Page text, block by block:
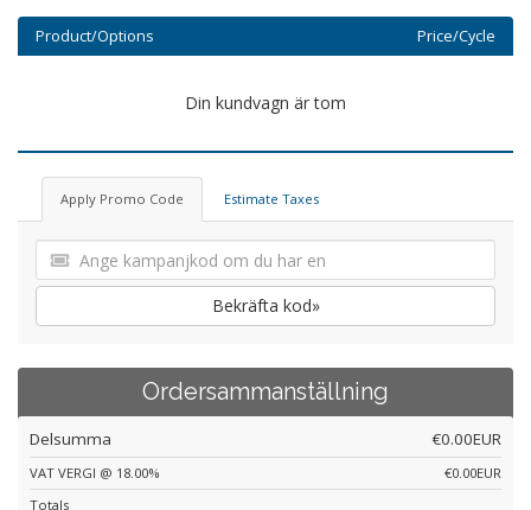
Product/Options Price/Cycle
Din kundvagn är tom
Apply Promo Code Estimate Taxes
Bekräfta kod»
Ordersammanställning
Delsumma €0.00EUR
VAT VERGI @ 18.00%
€0.00EUR
Totals